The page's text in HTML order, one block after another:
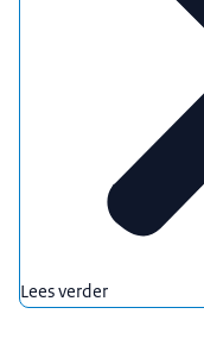
Lees verder